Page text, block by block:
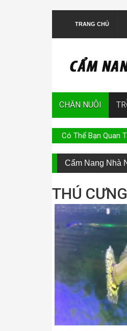
TRANG CHỦ
CHĂN NUÔI
Có Thể Bạn Quan
Cẩm Nang Nhà
THÚ CƯNG